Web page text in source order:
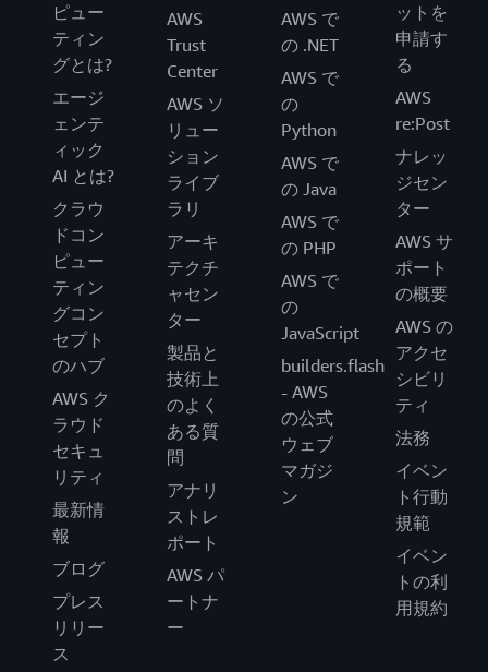
ピュー
ティン
グとは?
エージ
ェンテ
ィック
AI とは?
クラウ
ドコン
ピュー
ティン
グコン
セプト
のハブ
AWS ク
ラウド
セキュ
リティ
最新情
報
ブログ
プレス
リリー
ス
AWS
Trust
Center
AWS ソ
リュー
ション
ライブ
ラリ
アーキ
テクチ
ャセン
ター
製品と
技術上
のよく
ある質
問
アナリ
ストレ
ポート
AWS パ
ートナ
ー
AWS で
の .NET
AWS で
の
Python
AWS で
の Java
AWS で
の PHP
AWS で
の
JavaScript
builders.flash
- AWS
の公式
ウェブ
マガジ
ン
ットを
申請す
る
AWS
re:Post
ナレッ
ジセン
ター
AWS サ
ポート
の概要
AWS の
アクセ
シビリ
ティ
法務
イベン
ト行動
規範
イベン
トの利
用規約